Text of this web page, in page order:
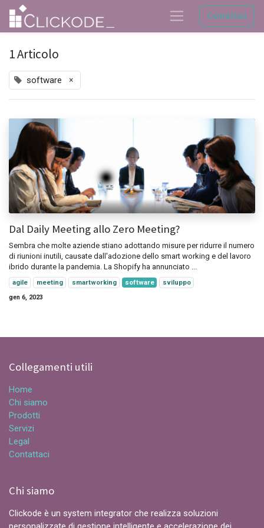
Contattaci
1 Articolo
software ×
Dal Daily Meeting allo Zero Meeting?
Sembra che molte aziende stiano adottando misure per ridurre il numero
di riunioni inutili, causate dall'adozione dello smart working e del lavoro
ibrido durante la pandemia. La Shopify ha annunciato ...
agile meeting smartworking software
sviluppo
gen 6, 2023
Collegamenti utili
Home
Chi siamo
Prodotti
Servizi
Legal
Contattaci
Chi siamo
Clickode è un system integrator che realizza soluzioni